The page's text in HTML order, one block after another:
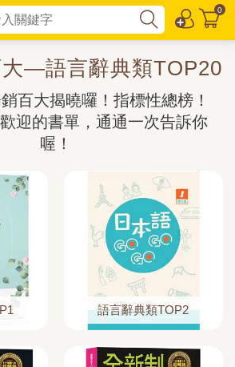
0
—語言辭典類TOP20
百大揭曉囉！指標性總榜！
迎的書單，通通一次告訴你
喔！
語言辭典類TOP2